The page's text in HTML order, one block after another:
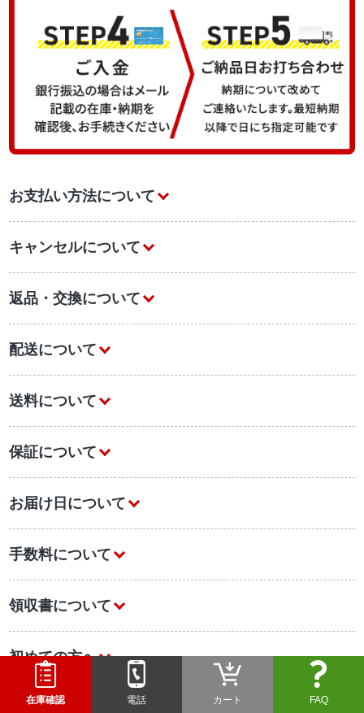
お支払い方法について
キャンセルについて
返品・交換について
配送について
送料について
保証について
お届け日について
手数料について
領収書について
初めての方へ
業務用エアコンについて
在庫確認 電話 カート FAQ